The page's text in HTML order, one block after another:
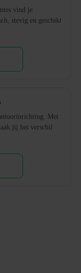
vind je
stevig en geschikt
Met
jij het verschil